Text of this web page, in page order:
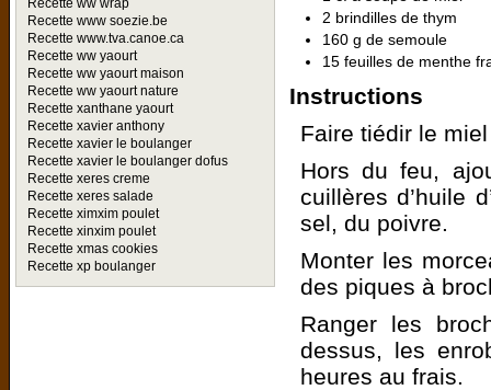
Recette ww wrap
Recette www soezie.be
Recette www.tva.canoe.ca
Recette ww yaourt
Recette ww yaourt maison
Recette ww yaourt nature
Recette xanthane yaourt
Recette xavier anthony
Recette xavier le boulanger
Recette xavier le boulanger dofus
Recette xeres creme
Recette xeres salade
Recette ximxim poulet
Recette xinxim poulet
Recette xmas cookies
Recette xp boulanger
2 brindilles de thym
160 g de semoule
15 feuilles de menthe
Instructions
Faire tiédir le
Hors du feu,
cuillères d’huile
sel, du poivre.
Monter les
des piques à
Ranger les
dessus, les
heures au frais.